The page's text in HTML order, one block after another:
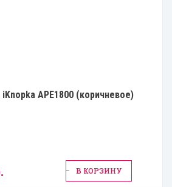
APE1800 (коричневое)
В КОРЗИНУ